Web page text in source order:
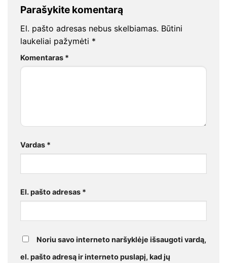
Parašykite komentarą
El. pašto adresas nebus skelbiamas. Būtini
laukeliai pažymėti *
Komentaras *
Vardas *
El. pašto adresas *
Noriu savo interneto naršyklėje išsaugoti vardą,
el. pašto adresą ir interneto puslapį, kad jų